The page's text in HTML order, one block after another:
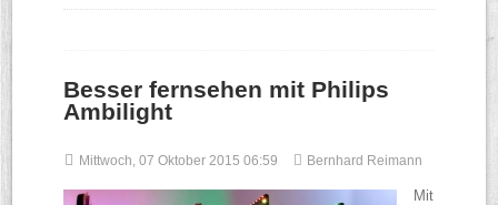
Besser fernsehen mit Philips
Ambilight
Mittwoch, 07 Oktober 2015 06:59 Bernhard Reimann
Mit